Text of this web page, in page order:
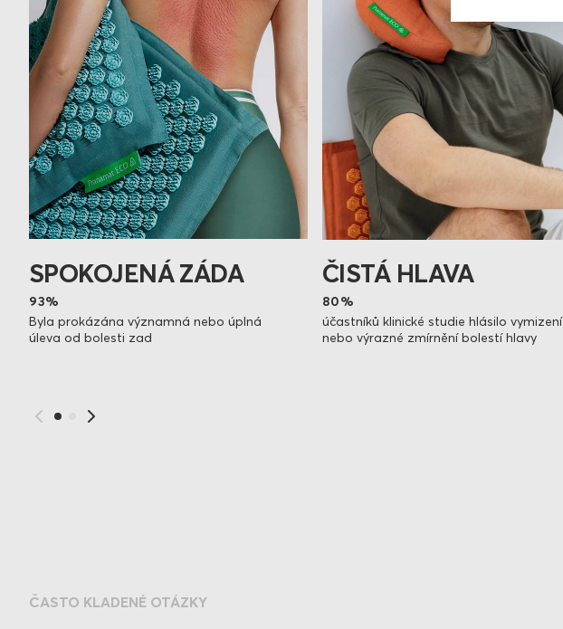
SPOKOJENÁ ZÁDA
93%
Byla prokázána významná nebo úplná
úleva od bolesti zad
ČISTÁ HLAVA
80%
účastníků klinické studie hlásilo vymizení
nebo výrazné zmírnění bolestí hlavy
ČASTO KLADENÉ OTÁZKY